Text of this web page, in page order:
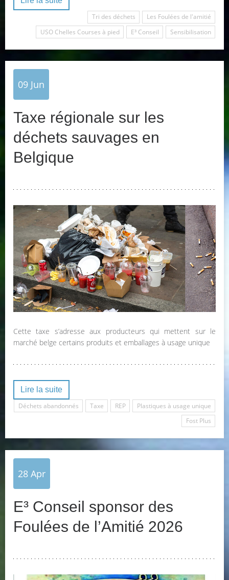
Tri des déchets
Les Foulées de l'amitié
USO Chelles Courses à pied
E³ Conseil Sensibilisation
09 Jun
Taxe régionale sur les
déchets sauvages en
Belgique
Cette taxe s’adresse aux producteurs qui mettent sur le
marché belge certains produits et emballages à usage unique
Lire la suite
Déchets abandonnés
Taxe REP
Plastiques à usage unique
Fost Plus
28 Apr
E³ Conseil sponsor des
Foulées de l’Amitié 2026